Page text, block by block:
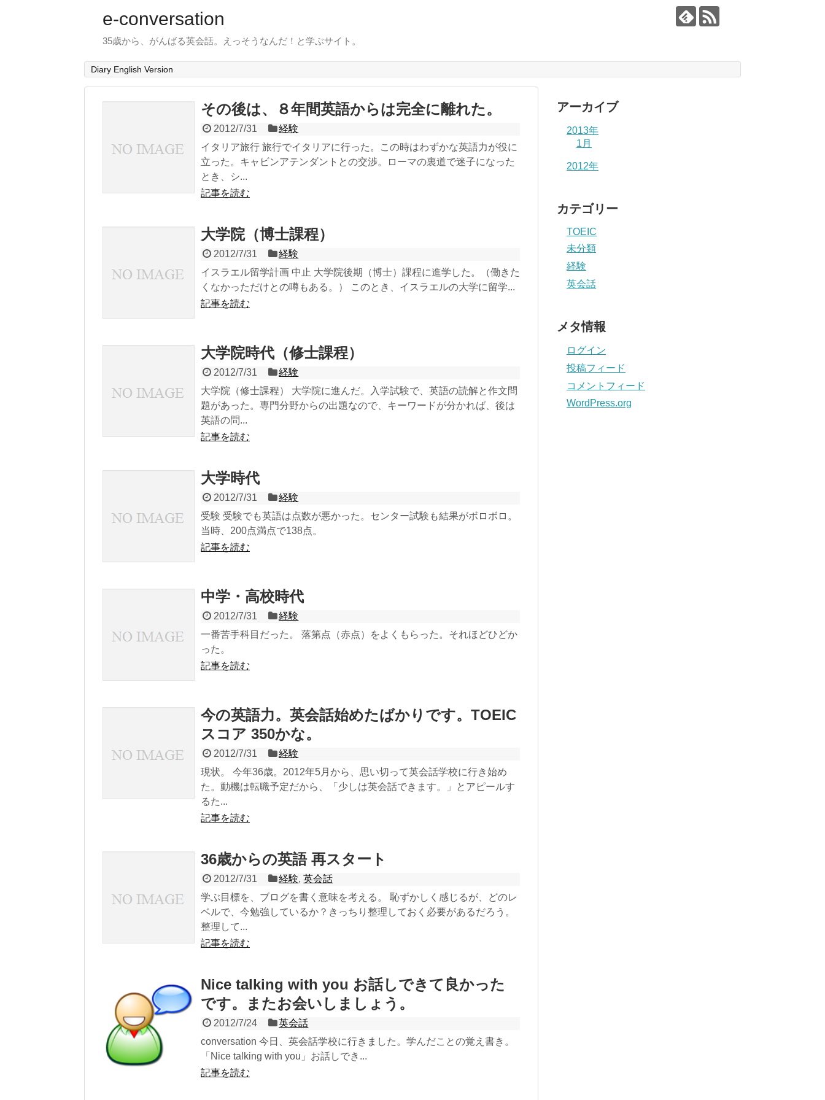
e-conversation
35歳から、がんばる英会話。えっそうなんだ！と学ぶサイト。
Diary English Version
その後は、８年間英語からは完全に離れた。
2012/7/31
経験
イタリア旅行 旅行でイタリアに行った。この時はわずかな英語力が役に
立った。キャビンアテンダントとの交渉。ローマの裏道で迷子になった
とき、シ...
記事を読む
大学院（博士課程）
2012/7/31
経験
イスラエル留学計画 中止 大学院後期（博士）課程に進学した。（働きた
くなかっただけとの噂もある。） このとき、イスラエルの大学に留学...
記事を読む
大学院時代（修士課程）
2012/7/31
経験
大学院（修士課程） 大学院に進んだ。入学試験で、英語の読解と作文問
題があった。専門分野からの出題なので、キーワードが分かれば、後は
英語の問...
記事を読む
大学時代
2012/7/31
経験
受験 受験でも英語は点数が悪かった。センター試験も結果がボロボロ。
当時、200点満点で138点。
記事を読む
中学・高校時代
2012/7/31
経験
一番苦手科目だった。 落第点（赤点）をよくもらった。それほどひどか
った。
記事を読む
今の英語力。英会話始めたばかりです。TOEIC
スコア 350かな。
2012/7/31
経験
現状。 今年36歳。2012年5月から、思い切って英会話学校に行き始め
た。動機は転職予定だから、「少しは英会話できます。」とアピールす
るた...
記事を読む
36歳からの英語 再スタート
2012/7/31 経験,英会話
学ぶ目標を、ブログを書く意味を考える。 恥ずかしく感じるが、どのレ
ベルで、今勉強しているか？きっちり整理しておく必要があるだろう。
整理して...
記事を読む
Nice talking with you お話しできて良かった
です。またお会いしましょう。
2012/7/24
英会話
conversation 今日、英会話学校に行きました。学んだことの覚え書き。
「Nice talking with you」お話しでき...
記事を読む
アーカイブ
2013年
1月
2012年
カテゴリー
TOEIC
未分類
経験
英会話
メタ情報
ログイン
投稿フィード
コメントフィード
WordPress.org